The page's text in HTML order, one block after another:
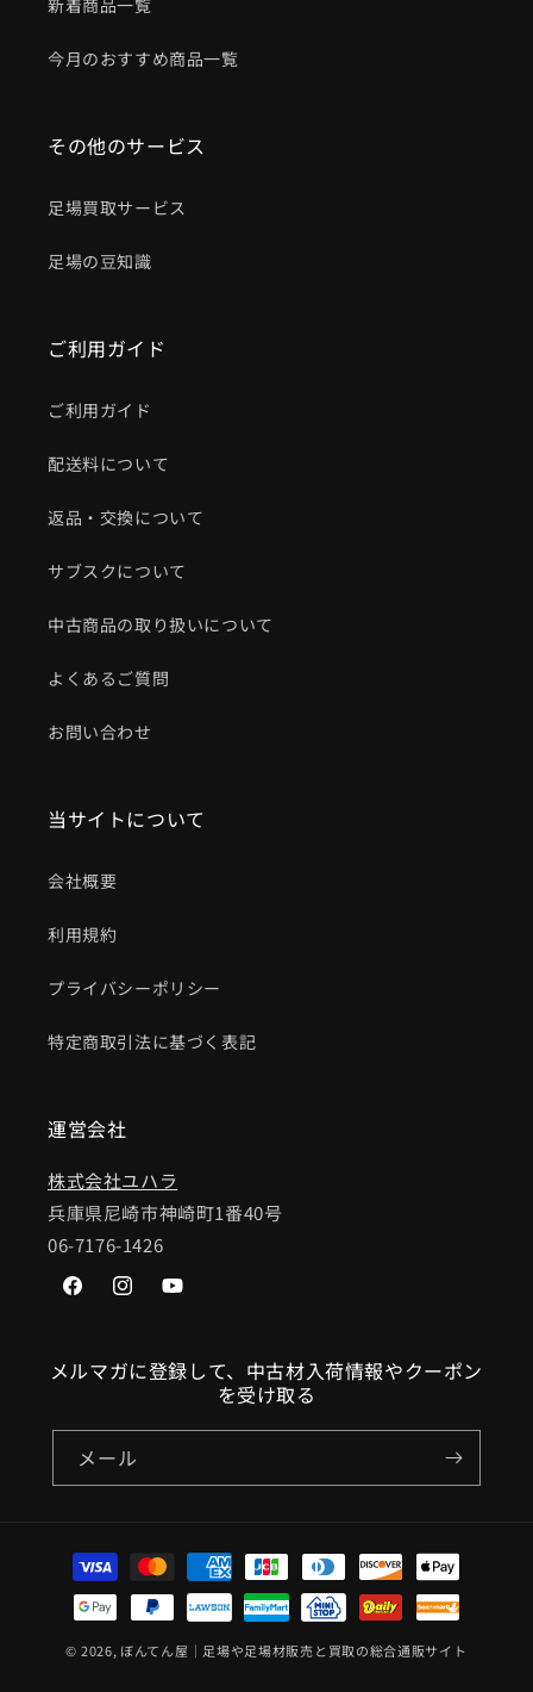
新着商品一覧
今月のおすすめ商品一覧
その他のサービス
足場買取サービス
足場の豆知識
ご利用ガイド
ご利用ガイド
配送料について
返品・交換について
サブスクについて
中古商品の取り扱いについて
よくあるご質問
お問い合わせ
当サイトについて
会社概要
利用規約
プライバシーポリシー
特定商取引法に基づく表記
運営会社
株式会社ユハラ
兵庫県尼崎市神崎町1番40号
06-7176-1426
FacebookInstagramYouTube
メルマガに登録して、中古材入荷情報やクーポン
を受け取る
メール
© 2026, ぼんてん屋｜足場や足場材販売と買取の総合通販サイト